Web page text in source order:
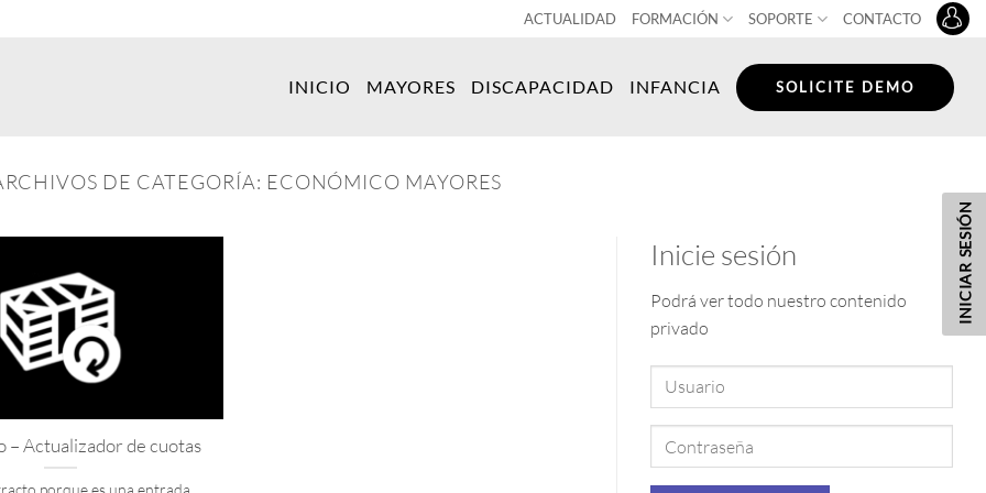
ACTUALIDAD FORMACIÓN SOPORTE CONTACTO
INICIO MAYORES DISCAPACIDAD INFANCIA SOLICITE DEMO
DE CATEGORÍA: ECONÓMICO MAYORES
– Actualizador de cuotas
Inicie sesión
Podrá ver todo nuestro contenido
privado
INICIAR SESIÓN